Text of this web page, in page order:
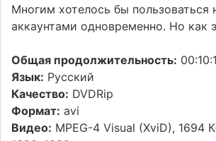
Многим хотелось бы пользоваться
аккаунтами одновременно. Но как
Общая продолжительность:
Язык: Русский
Качество: DVDRip
Формат: avi
Видео: MPEG-4 Visual (XviD), 1694